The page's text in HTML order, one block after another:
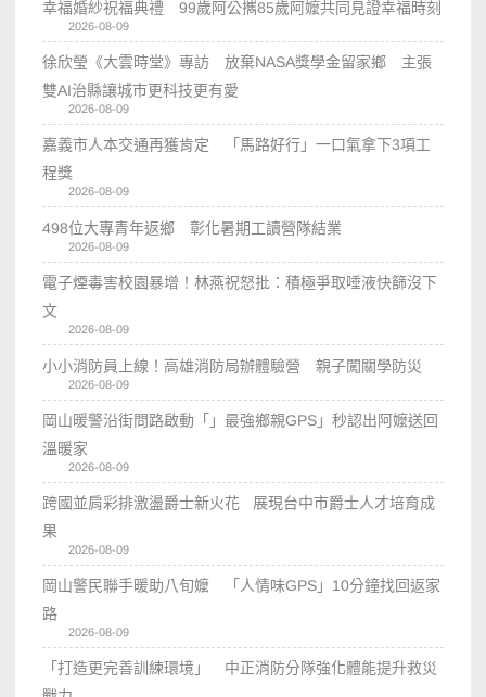
幸福婚紗祝福典禮 99歲阿公𢹂85歲阿嬤共同見證幸福時刻
2026-08-09
徐欣瑩《大雲時堂》專訪 放棄NASA獎學金留家鄉 主張
雙AI治縣讓城市更科技更有愛
2026-08-09
嘉義市人本交通再獲肯定 「馬路好行」一口氣拿下3項工
程獎
2026-08-09
498位大專青年返鄉 彰化暑期工讀營隊結業
2026-08-09
電子煙毒害校園暴增！林燕祝怒批：積極爭取唾液快篩沒下
文
2026-08-09
小小消防員上線！高雄消防局辦體驗營 親子闖關學防災
2026-08-09
岡山暖警沿街問路啟動「」最強鄉親GPS」秒認出阿嬤送回
溫暖家
2026-08-09
跨國並肩彩排激盪爵士新火花 展現台中市爵士人才培育成
果
2026-08-09
岡山警民聯手暖助八旬嬤 「人情味GPS」10分鐘找回返家
路
2026-08-09
「打造更完善訓練環境」 中正消防分隊強化體能提升救災